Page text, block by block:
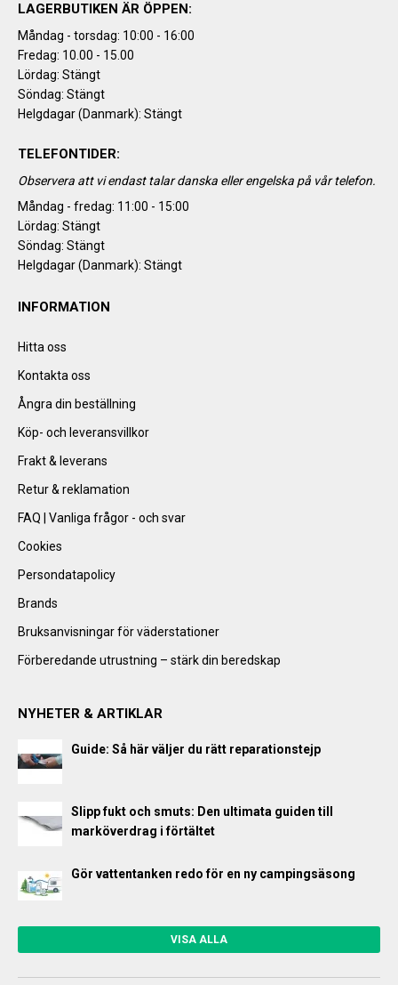
LAGERBUTIKEN ÄR ÖPPEN:
Måndag - torsdag: 10:00 - 16:00
Fredag: 10.00 - 15.00
Lördag: Stängt
Söndag: Stängt
Helgdagar (Danmark): Stängt
TELEFONTIDER:
Observera att vi endast talar danska eller engelska på vår telefon.
Måndag - fredag: 11:00 - 15:00
Lördag: Stängt
Söndag: Stängt
Helgdagar (Danmark): Stängt
INFORMATION
Hitta oss
Kontakta oss
Ångra din beställning
Köp- och leveransvillkor
Frakt & leverans
Retur & reklamation
FAQ | Vanliga frågor - och svar
Cookies
Persondatapolicy
Brands
Bruksanvisningar för väderstationer
Förberedande utrustning – stärk din beredskap
NYHETER & ARTIKLAR
Guide: Så här väljer du rätt reparationstejp
Slipp fukt och smuts: Den ultimata guiden till
marköverdrag i förtältet
Gör vattentanken redo för en ny campingsäsong
VISA ALLA